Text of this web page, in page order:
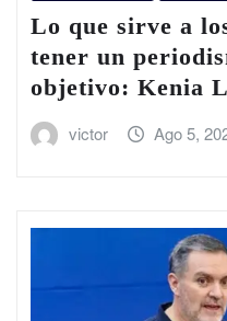
Lo que sirve a
tener un
objetivo: Kenia
victor Ago 5,